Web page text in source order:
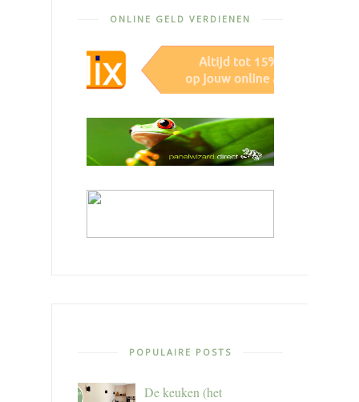
ONLINE GELD VERDIENEN
POPULAIRE POSTS
De keuken (het